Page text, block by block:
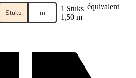
Stuks m 1 Stuks équivalent
1,50 m